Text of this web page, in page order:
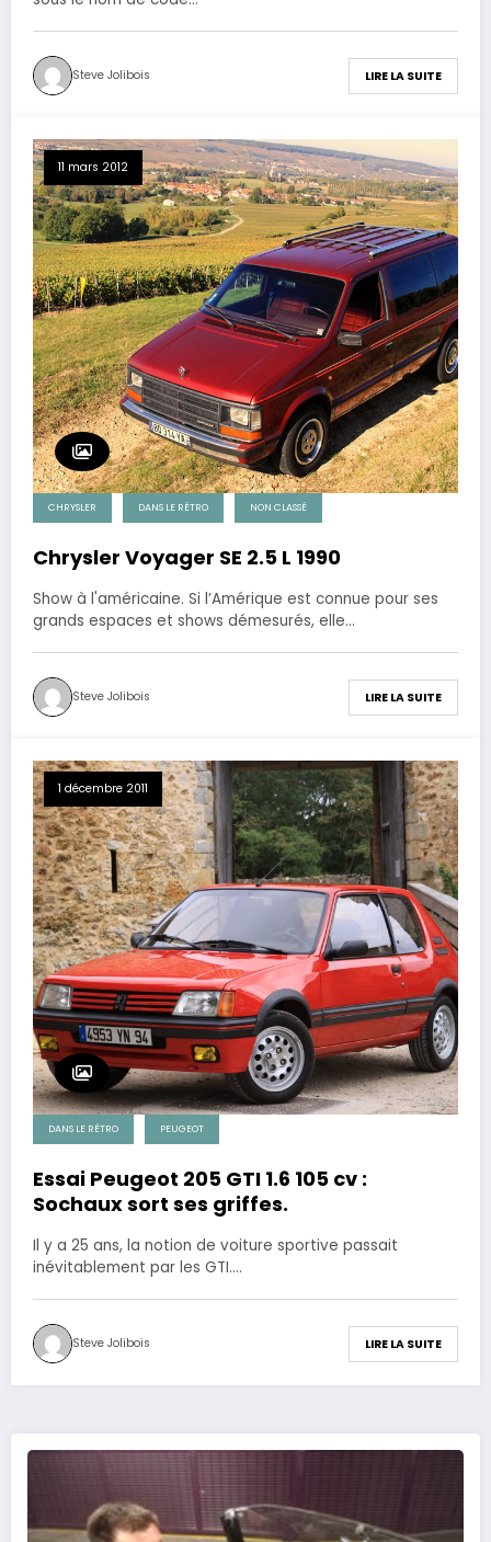
Steve Jolibois LIRE LA SUITE
11 mars 2012
CHRYSLER DANS LE RÉTRO NON CLASSÉ
Chrysler Voyager SE 2.5 L 1990
Show à l'américaine. Si l’Amérique est connue pour ses
grands espaces et shows démesurés, elle…
Steve Jolibois LIRE LA SUITE
1 décembre 2011
DANS LE RÉTRO PEUGEOT
Essai Peugeot 205 GTI 1.6 105 cv :
Sochaux sort ses griffes.
Il y a 25 ans, la notion de voiture sportive passait
inévitablement par les GTI.…
Steve Jolibois LIRE LA SUITE